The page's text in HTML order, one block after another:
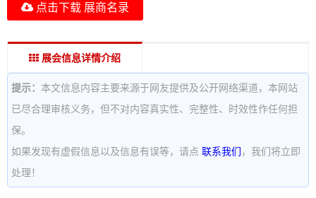
点击下载 展商名录
展会信息详情介绍
提示： 本文信息内容主要来源于网友提供及公开网络渠道，本网站
已尽合理审核义务，但不对内容真实性、完整性、时效性作任何担
保。
如果发现有虚假信息以及信息有误等，请点 联系我们 ，我们将立即
处理！